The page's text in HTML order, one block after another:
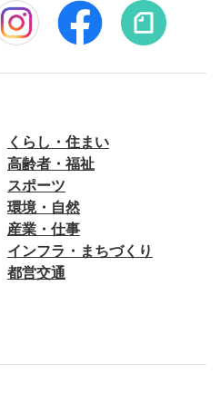
くらし・住まい
高齢者・福祉
スポーツ
環境・自然
産業・仕事
インフラ・まちづくり
都営交通